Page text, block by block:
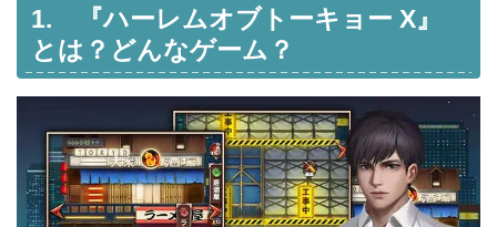
1. 『ハーレムオブトーキョー X』
とは？どんなゲーム？